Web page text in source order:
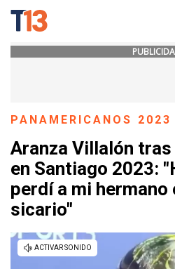
PANAMERICANOS 2023
Aranza Villalón
en Santiago 2023:
perdí a mi hermano
sicario"